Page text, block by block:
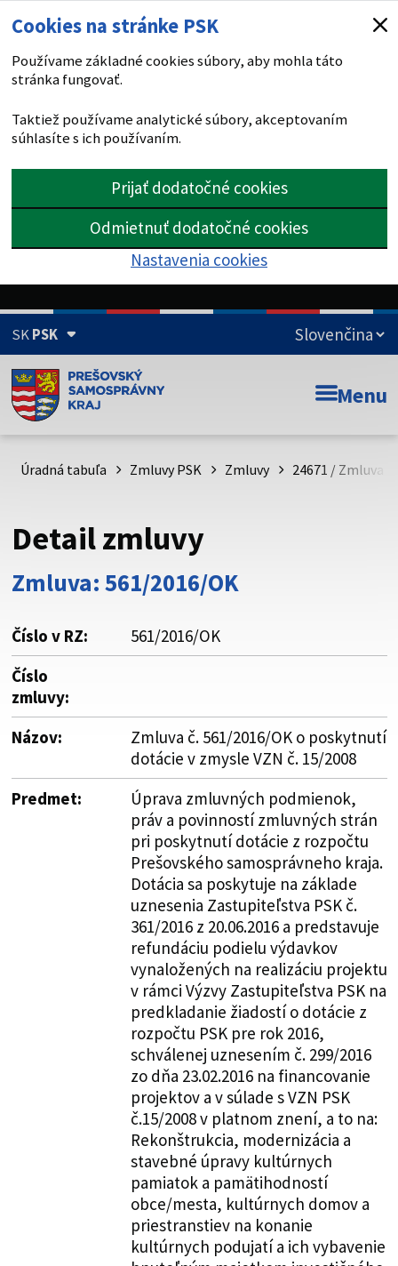
Cookies na stránke PSK
Používame základné cookies súbory, aby mohla táto
stránka fungovať.
Taktiež používame analytické súbory, akceptovaním
súhlasíte s ich používaním.
Prijať dodatočné cookies
Odmietnuť dodatočné cookies
Nastavenia cookies
SKPSK
Doména psk.sk je oficiálna
Toto je oficiálna webová stránka Prešovského
psk.sk.
Buďte pozorní a vždy sa uistite, že zdieľate informácie iba
cez zabezpečenú webovú stránku. Zabezpečená stránka
vždy začína https:// pred názvom domény webového sídla.
Menu
Úradná tabuľa Zmluvy PSK Zmluvy 24671 / Zmluva
Detail zmluvy
Zmluva: 561/2016/OK
Číslo v RZ:
561/2016/OK
Číslo
zmluvy:
Názov:
Zmluva č. 561/2016/OK o poskytnutí
dotácie v zmysle VZN č. 15/2008
Predmet:
Úprava zmluvných podmienok,
práv a povinností zmluvných strán
pri poskytnutí dotácie z rozpočtu
Prešovského samosprávneho kraja.
Dotácia sa poskytuje na základe
uznesenia Zastupiteľstva PSK č.
361/2016 z 20.06.2016 a predstavuje
refundáciu podielu výdavkov
vynaložených na realizáciu projektu
v rámci Výzvy Zastupiteľstva PSK na
predkladanie žiadostí o dotácie z
rozpočtu PSK pre rok 2016,
schválenej uznesením č. 299/2016
zo dňa 23.02.2016 na financovanie
projektov a v súlade s VZN PSK
č.15/2008 v platnom znení, a to na:
Rekonštrukcia, modernizácia a
stavebné úpravy kultúrnych
pamiatok a pamätihodností
obce/mesta, kultúrnych domov a
priestranstiev na konanie
kultúrnych podujatí a ich vybavenie